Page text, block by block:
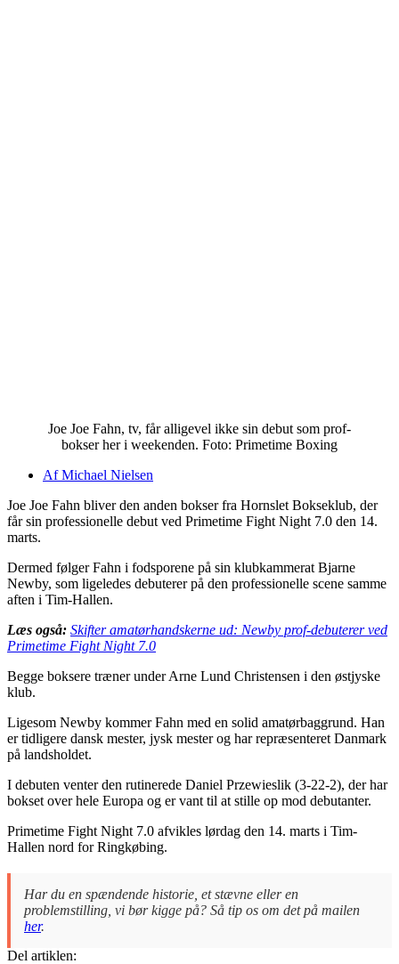
Joe Joe Fahn, tv, får alligevel ikke sin debut som prof-
bokser her i weekenden. Foto: Primetime Boxing
AfMichael Nielsen
Joe Joe Fahn bliver den anden bokser fra Hornslet Bokseklub, der
får sin professionelle debut ved Primetime Fight Night 7.0 den 14.
marts.
Dermed følger Fahn i fodsporene på sin klubkammerat Bjarne
Newby, som ligeledes debuterer på den professionelle scene samme
aften i Tim-Hallen.
Læs også: Skifter amatørhandskerne ud: Newby prof-debuterer ved
Primetime Fight Night 7.0
Begge boksere træner under Arne Lund Christensen i den østjyske
klub.
Ligesom Newby kommer Fahn med en solid amatørbaggrund. Han
er tidligere dansk mester, jysk mester og har repræsenteret Danmark
på landsholdet.
I debuten venter den rutinerede Daniel Przewieslik (3-22-2), der har
bokset over hele Europa og er vant til at stille op mod debutanter.
Primetime Fight Night 7.0 afvikles lørdag den 14. marts i Tim-
Hallen nord for Ringkøbing.
Har du en spændende historie, et stævne eller en
problemstilling, vi bør kigge på? Så tip os om det på mailen
her.
Del artiklen: